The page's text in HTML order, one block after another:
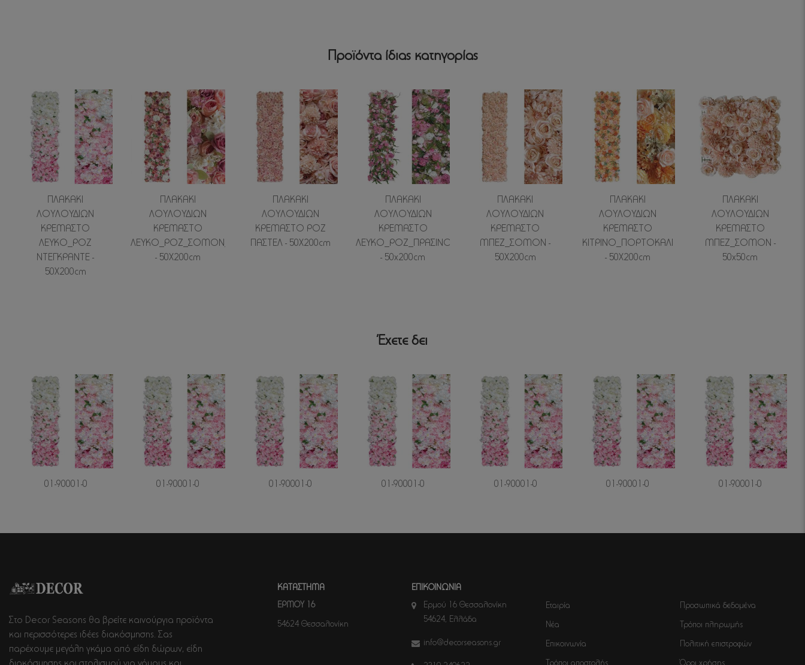
Προϊόντα ίδιας κατηγορίας
ΠΛΑΚΑΚΙ
ΛΟΥΛΟΥΔΙΩΝ
ΚΡΕΜΑΣΤΟ
ΛΕΥΚΟ_ΡΟΖ
ΝΤΕΓΚΡΑΝΤΕ -
50Χ200cm
ΠΛΑΚΑΚΙ
ΛΟΥΛΟΥΔΙΩΝ
ΚΡΕΜΑΣΤΟ
ΛΕΥΚΟ_ΡΟΖ_ΣΟΜΟΝ_ΒΥΣΣΙΝΙ
- 50Χ200cm
ΠΛΑΚΑΚΙ
ΛΟΥΛΟΥΔΙΩΝ
ΚΡΕΜΑΣΤΟ ΡΟΖ
ΠΑΣΤΕΛ - 50Χ200cm
ΠΛΑΚΑΚΙ
ΛΟΥΛΟΥΔΙΩΝ
ΚΡΕΜΑΣΤΟ
ΛΕΥΚΟ_ΡΟΖ_ΠΡΑΣΙΝΟ
- 50x200cm
ΠΛΑΚΑΚΙ
ΛΟΥΛΟΥΔΙΩΝ
ΚΡΕΜΑΣΤΟ
ΜΠΕΖ_ΣΟΜΟΝ -
50Χ200cm
ΠΛΑΚΑΚΙ
ΛΟΥΛΟΥΔΙΩΝ
ΚΡΕΜΑΣΤΟ
ΚΙΤΡΙΝΟ_ΠΟΡΤΟΚΑΛΙ
- 50Χ200cm
ΠΛΑΚΑΚΙ
ΛΟΥΛΟΥΔΙΩΝ
ΚΡΕΜΑΣΤΟ
ΜΠΕΖ_ΣΟΜΟΝ -
50x50cm
Έχετε δει
01-90001-0 01-90001-0 01-90001-0 01-90001-0 01-90001-0 01-90001-0 01-90001-0
Στο Decor Seasons θα βρείτε καινούργια προϊόντα
και περισσότερες ιδέες διακόσμησης. Σας
παρέχουμε μεγάλη γκάμα από είδη δώρων, είδη
ΚΑΤΑΣΤΗΜΑ
ΕΡΜΟΥ 16
54624 Θεσσαλονίκη
ΕΠΙΚΟΙΝΩΝΙΑ
Ερμού 16 Θεσσαλονίκη
54624, Ελλάδα
info@decorseasons.gr
Εταιρία
Νέα
Επικοινωνία
Προσωπικά δεδομένα
Τρόποι πληρωμής
Πολιτική επιστροφών